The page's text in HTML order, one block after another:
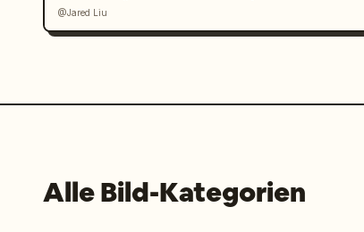
@Jared Liu
Alle Bild-Kategorien